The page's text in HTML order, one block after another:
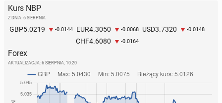
Kurs NBP
Z DNIA: 6 SIERPNIA
GBP5.0219 -0.0144 EUR4.3050 -0.0068 USD3.7320 -0.0148
CHF4.6080 -0.0164
Forex
AKTUALIZACJA: 6 SIERPNIA, 10:20